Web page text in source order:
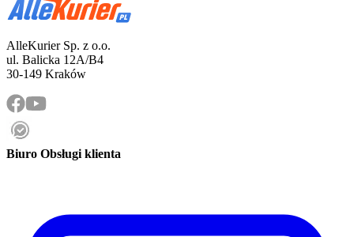
AlleKurier Sp. z o.o.
ul. Balicka 12A/B4
30-149 Kraków
Biuro Obsługi klienta